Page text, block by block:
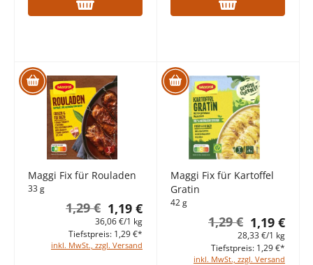
Maggi Fix für Rouladen
33 g
1,19 €
1,29 €
36,06 €/1 kg
inkl. MwSt., zzgl. Versand
Tiefstpreis: 1,29 €*
Maggi Fix für Kartoffel
Gratin
42 g
1,19 €
1,29 €
28,33 €/1 kg
inkl. MwSt., zzgl. Versand
Tiefstpreis: 1,29 €*